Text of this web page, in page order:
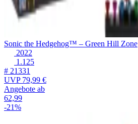
Sonic the Hedgehog™ – Green Hill Zone
2022
1.125
# 21331
UVP79,99 €
Angebote ab
62,99
-21%